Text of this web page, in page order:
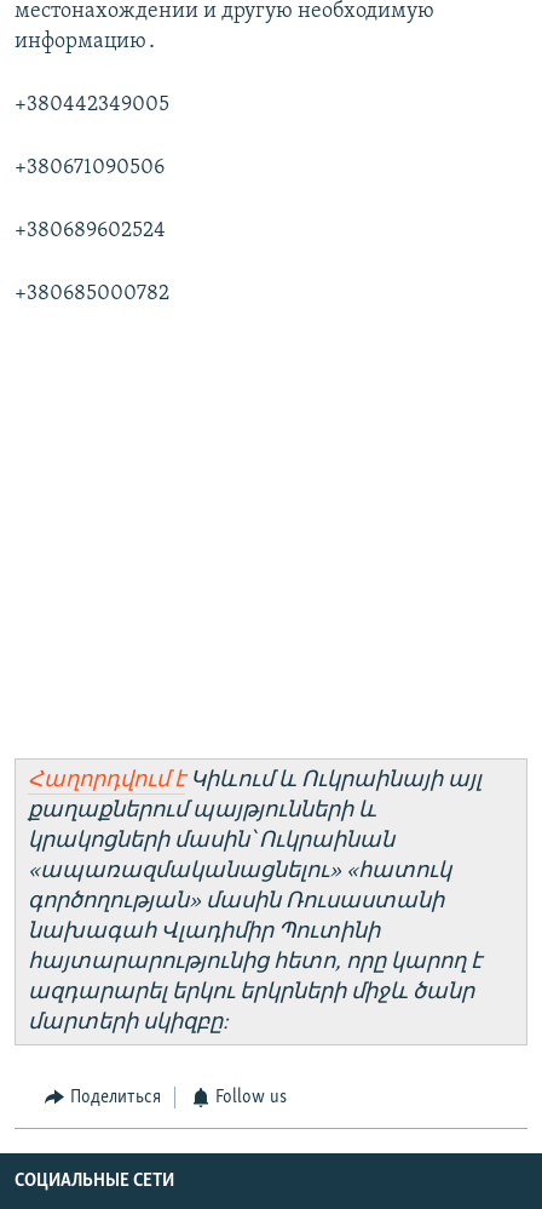
местонахождении и другую необходимую
информацию․
+380442349005
+380671090506
+380689602524
+380685000782
Հաղորդվում էԿիևում և Ուկրաինայի այլ
քաղաքներում պայթյունների և
կրակոցների մասին՝ Ուկրաինան
«ապառազմականացնելու» «հատուկ
գործողության» մասին Ռուսաստանի
նախագահ Վլադիմիր Պուտինի
հայտարարությունից հետո, որը կարող է
ազդարարել երկու երկրների միջև ծանր
մարտերի սկիզբը:
Поделиться Follow us
СОЦИАЛЬНЫЕ СЕТИ